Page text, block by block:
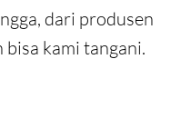
dari produsen
bisa kami tangani.